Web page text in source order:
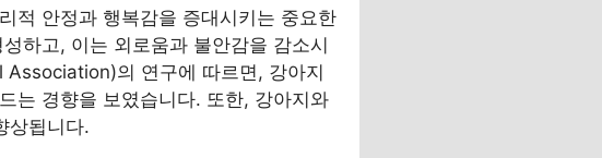
적 안정과 행복감을 증대시키는 중요한
하고, 이는 외로움과 불안감을 감소시
의 연구에 따르면, 강아지
는 경향을 보였습니다. 또한, 강아지와
상됩니다.